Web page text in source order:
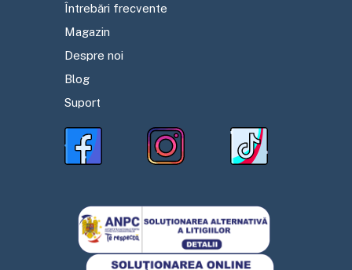
Întrebări frecvente
Magazin
Despre noi
Blog
Suport